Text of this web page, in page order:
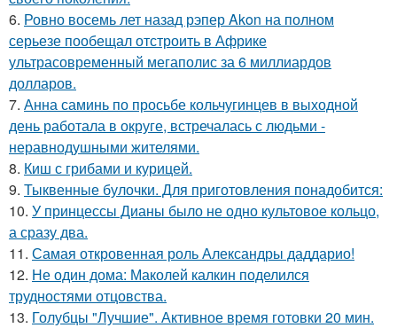
6. Ровно восемь лет назад рэпер Akon на полном
серьезе пообещал отстроить в Африке
ультрасовременный мегаполис за 6 миллиардов
долларов.
7. Анна саминь по просьбе кольчугинцев в выходной
день работала в округе, встречалась с людьми -
неравнодушными жителями.
8. Киш с грибами и курицей.
9. Тыквенные булочки. Для приготовления понадобится:
10. У принцессы Дианы было не одно культовое кольцо,
а сразу два.
11. Самая откровенная роль Александры даддарио!
12. Не один дома: Маколей калкин поделился
трудностями отцовства.
13. Голубцы "Лучшие". Активное время готовки 20 мин.